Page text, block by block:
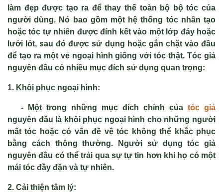
làm đẹp được tạo ra để thay thế toàn bộ bộ tóc của
người dùng. Nó bao gồm một hệ thống tóc nhân tạo
hoặc tóc tự nhiên được đính kết vào một lớp đáy hoặc
lưới lót, sau đó được sử dụng hoặc gắn chặt vào đầu
để tạo ra một vẻ ngoại hình giống với tóc thật. Tóc giả
nguyên đầu có nhiều mục đích sử dụng quan trọng:
1. Khôi phục ngoại hình:
- Một trong những mục đích chính của tóc giả
nguyên đầu là khôi phục ngoại hình cho những người
mất tóc hoặc có vấn đề về tóc không thể khắc phục
bằng cách thông thường. Người sử dụng tóc giả
nguyên đầu có thể trải qua sự tự tin hơn khi họ có một
mái tóc đầy đặn và tự nhiên.
2. Cải thiện tâm lý: